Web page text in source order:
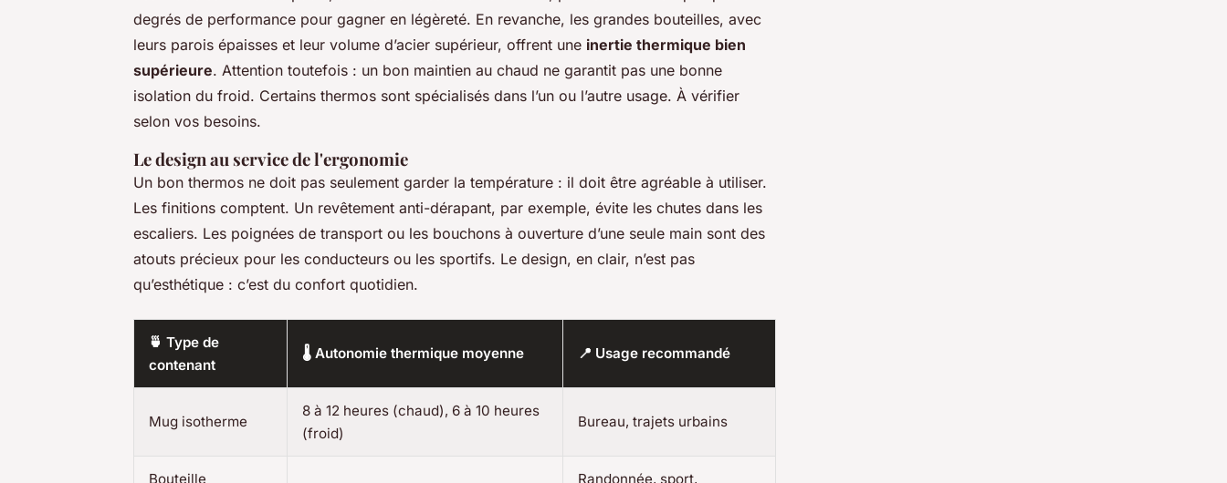
degrés de performance pour gagner en légèreté. En revanche, les grandes bouteilles, avec
leurs parois épaisses et leur volume d’acier supérieur, offrent une inertie thermique bien
supérieure. Attention toutefois : un bon maintien au chaud ne garantit pas une bonne
isolation du froid. Certains thermos sont spécialisés dans l’un ou l’autre usage. À vérifier
selon vos besoins.
Le design au service de l'ergonomie
Un bon thermos ne doit pas seulement garder la température : il doit être agréable à utiliser.
Les finitions comptent. Un revêtement anti-dérapant, par exemple, évite les chutes dans les
escaliers. Les poignées de transport ou les bouchons à ouverture d’une seule main sont des
atouts précieux pour les conducteurs ou les sportifs. Le design, en clair, n’est pas
qu’esthétique : c’est du confort quotidien.
🍵 Type de
contenant
🌡️ Autonomie thermique moyenne 📍 Usage recommandé
Mug isotherme
8 à 12 heures (chaud), 6 à 10 heures
(froid)
Bureau, trajets urbains
Bouteille Randonnée, sport,